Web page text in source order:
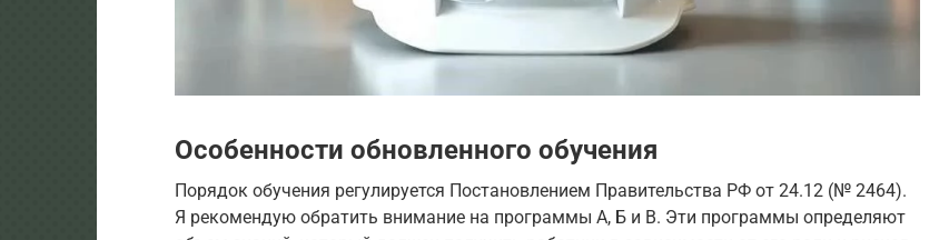
Особенности обновленного обучения
Порядок обучения регулируется Постановлением Правительства РФ от 24.12 (№ 2464).
Я рекомендую обратить внимание на программы А, Б и В. Эти программы определяют